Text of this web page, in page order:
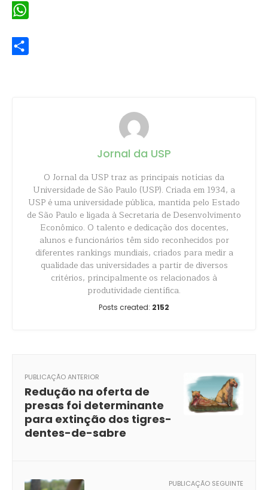
Jornal da USP
O Jornal da USP traz as principais notícias da
Universidade de São Paulo (USP). Criada em 1934, a
USP é uma universidade pública, mantida pelo Estado
de São Paulo e ligada à Secretaria de Desenvolvimento
Econômico. O talento e dedicação dos docentes,
alunos e funcionários têm sido reconhecidos por
diferentes rankings mundiais, criados para medir a
qualidade das universidades a partir de diversos
critérios, principalmente os relacionados à
produtividade científica.
Posts created: 2152
PUBLICAÇÃO ANTERIOR
Redução na oferta de
presas foi determinante
para extinção dos tigres-
dentes-de-sabre
PUBLICAÇÃO SEGUINTE